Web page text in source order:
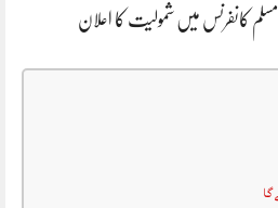
کانفرنس میں شمولیت کا اعلان